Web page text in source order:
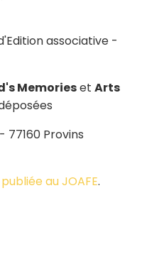
associative -
Memorieset Arts
Provins
au JOAFE.